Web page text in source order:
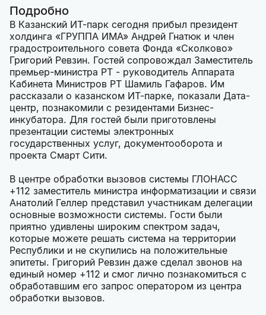
Подробно
В Казанский ИТ-парк сегодня прибыл президент
холдинга «ГРУППА ИМА» Андрей Гнатюк и член
градостроительного совета Фонда «Сколково»
Григорий Ревзин. Гостей сопровождал Заместитель
премьер-министра РТ - руководитель Аппарата
Кабинета Министров РТ Шамиль Гафаров. Им
рассказали о казанском ИТ-парке, показали Дата-
центр, познакомили с резидентами Бизнес-
инкубатора. Для гостей были приготовлены
презентации системы электронных
государственных услуг, документооборота и
проекта Смарт Сити.
В центре обработки вызовов системы ГЛОНАСС
+112 заместитель министра информатизации и связи
Анатолий Геллер представил участникам делегации
основные возможности системы. Гости были
приятно удивлены широким спектром задач,
которые можете решать система на территории
Республики и не скупились на положительные
эпитеты. Григорий Ревзин даже сделал звонов на
единый номер +112 и смог лично познакомиться с
обработавшим его запрос оператором из центра
обработки вызовов.